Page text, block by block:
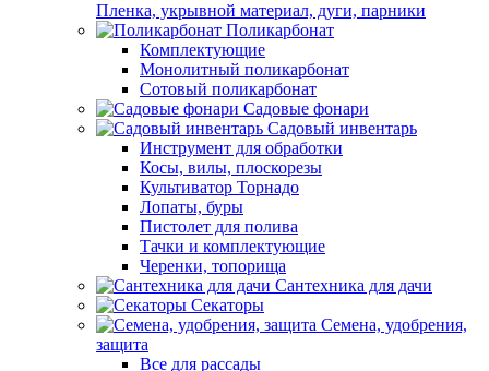
Пленка, укрывной материал, дуги, парники
Поликарбонат
Комплектующие
Монолитный поликарбонат
Сотовый поликарбонат
Садовые фонари
Садовый инвентарь
Инструмент для обработки
Косы, вилы, плоскорезы
Культиватор Торнадо
Лопаты, буры
Пистолет для полива
Тачки и комплектующие
Черенки, топорища
Сантехника для дачи
Секаторы
Семена, удобрения,
защита
Все для рассады